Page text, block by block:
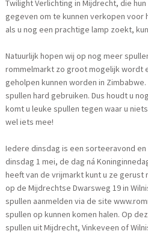
Twilight Verlichting in Mijdrecht, die
gegeven om te kunnen verkopen voor
als u nog een prachtige lamp zoekt,
Natuurlijk hopen wij op nog meer
rommelmarkt zo groot mogelijk wordt
geholpen kunnen worden in
spullen hard gebruiken. Dus houdt u
komt u leuke spullen tegen waar u
wel iets mee!
Iedere dinsdag is een sorteeravond
dinsdag 1 mei, de dag ná
heeft van de vrijmarkt kunt u ze gerust
op de Mijdrechtse Dwarsweg 19 in
spullen aanmelden via de site
spullen op kunnen komen halen. Op
spullen uit Mijdrecht, Vinkeveen of